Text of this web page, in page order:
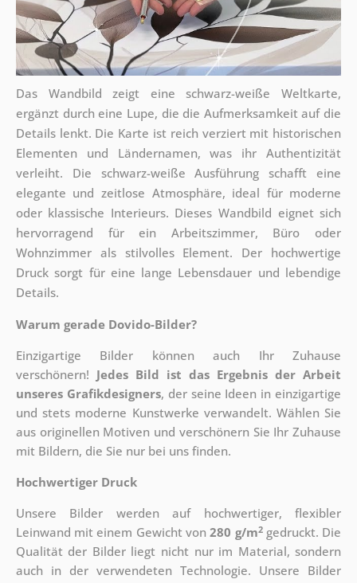
Das Wandbild zeigt eine schwarz-weiße Weltkarte,
ergänzt durch eine Lupe, die die Aufmerksamkeit auf die
Details lenkt. Die Karte ist reich verziert mit historischen
Elementen und Ländernamen, was ihr Authentizität
verleiht. Die schwarz-weiße Ausführung schafft eine
elegante und zeitlose Atmosphäre, ideal für moderne
oder klassische Interieurs. Dieses Wandbild eignet sich
hervorragend für ein Arbeitszimmer, Büro oder
Wohnzimmer als stilvolles Element. Der hochwertige
Druck sorgt für eine lange Lebensdauer und lebendige
Details.
Warum gerade Dovido-Bilder?
Einzigartige Bilder können auch Ihr Zuhause
verschönern! Jedes Bild ist das Ergebnis der Arbeit
unseres Grafikdesigners, der seine Ideen in einzigartige
und stets moderne Kunstwerke verwandelt. Wählen Sie
aus originellen Motiven und verschönern Sie Ihr Zuhause
mit Bildern, die Sie nur bei uns finden.
Hochwertiger Druck
Unsere Bilder werden auf hochwertiger, flexibler
Leinwand mit einem Gewicht von280 g/m2gedruckt. Die
Qualität der Bilder liegt nicht nur im Material, sondern
auch in der verwendeten Technologie. Unsere Bilder